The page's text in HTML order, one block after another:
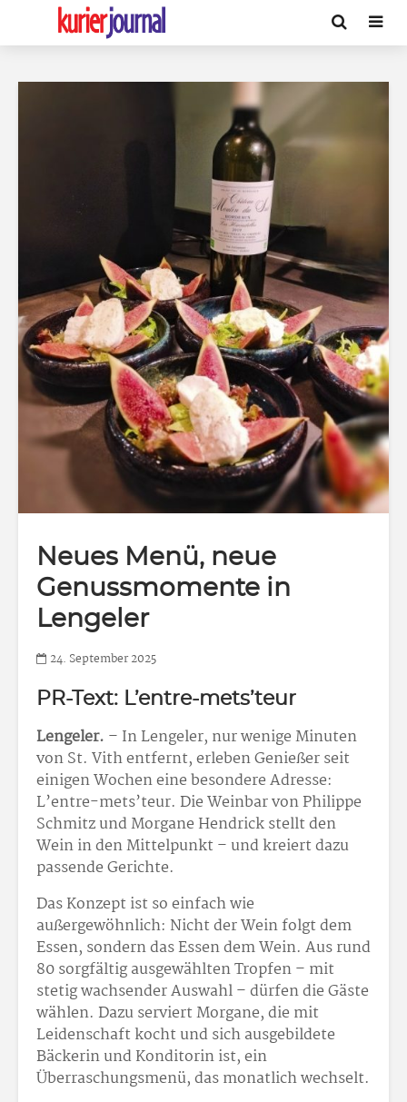
Neues Menü, neue
Genussmomente in
Lengeler
24. September 2025
PR-Text: L’entre-mets’teur
Lengeler. – In Lengeler, nur wenige Minuten
von St. Vith entfernt, erleben Genießer seit
einigen Wochen eine besondere Adresse:
L’entre-mets’teur. Die Weinbar von Philippe
Schmitz und Morgane Hendrick stellt den
Wein in den Mittelpunkt – und kreiert dazu
passende Gerichte.
Das Konzept ist so einfach wie
außergewöhnlich: Nicht der Wein folgt dem
Essen, sondern das Essen dem Wein. Aus rund
80 sorgfältig ausgewählten Tropfen – mit
stetig wachsender Auswahl – dürfen die Gäste
wählen. Dazu serviert Morgane, die mit
Leidenschaft kocht und sich ausgebildete
Bäckerin und Konditorin ist, ein
Überraschungsmenü, das monatlich wechselt.